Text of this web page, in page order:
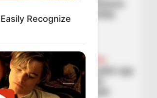
dhe sfida
BALLINA STATIKE
SHQIPTAR
KAT. SUPERIORE
Flamurtari largohet me pikë nga
vlonjatët zbresin
në vendin e fundit
Recognize